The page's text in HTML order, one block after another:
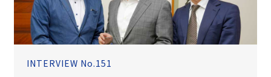
INTERVIEW No.151